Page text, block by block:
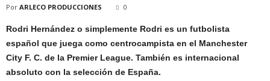
Por ARLECO PRODUCCIONES 0
Rodri Hernández o simplemente Rodri es un futbolista
español que juega como centrocampista en el Manchester
City F. C. de la Premier League. También es internacional
absoluto con la selección de España.